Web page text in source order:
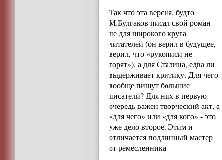
Так что эта версия, будто
М.Булгаков писал свой роман
не для широкого круга
читателей (он верил в будущее,
верил, что «рукописи не
горят»), а для Сталина, едва ли
выдерживает критику. Для чего
вообще пишут большие
писатели? Для них в первую
очередь важен творческий акт, а
«для чего» или «для кого» - это
уже дело второе. Этим и
отличается подлинный мастер
от ремесленника.